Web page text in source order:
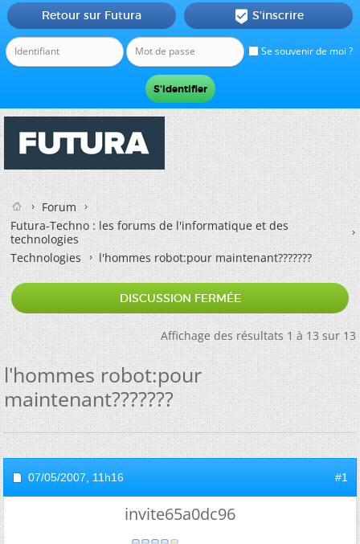
Se souvenir de moi ?
Retour sur Futura  S'inscrire
Forum
Futura-Techno : les forums de l'informatique et des
technologies
Technologies
l'hommes robot:pour maintenant???????
DISCUSSION FERMÉE
Affichage des résultats 1 à 13 sur 13
l'hommes robot:pour
maintenant???????
07/05/2007, 11h16 #1
invite65a0dc96